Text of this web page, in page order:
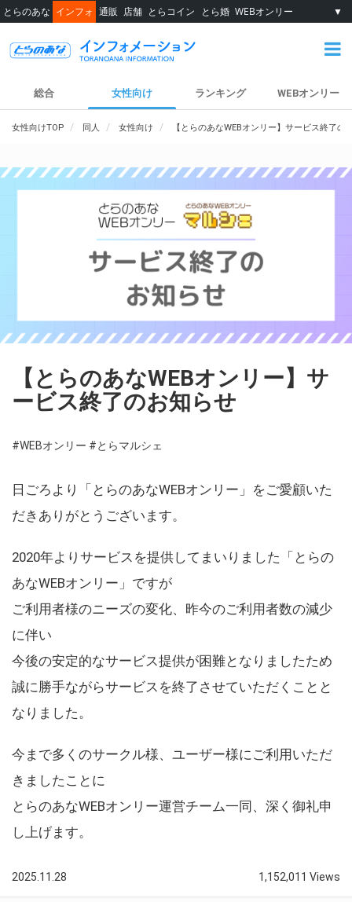
とらのあな インフォ 通販 店舗 とらコイン とら婚 WEBオンリー ▼
総合 女性向け ランキング WEBオンリー
女性向けTOP 同人 女性向け 【とらのあなWEBオンリー】サービス終了の
【とらのあなWEBオンリー】サ
ービス終了のお知らせ
#WEBオンリー #とらマルシェ
日ごろより「とらのあなWEBオンリー」をご愛顧いた
だきありがとうございます。
2020年よりサービスを提供してまいりました「とらの
あなWEBオンリー」ですが
ご利用者様のニーズの変化、昨今のご利用者数の減少
に伴い
今後の安定的なサービス提供が困難となりましたため
誠に勝手ながらサービスを終了させていただくことと
なりました。
今まで多くのサークル様、ユーザー様にご利用いただ
きましたことに
とらのあなWEBオンリー運営チーム一同、深く御礼申
し上げます。
2025.11.28 1,152,011 Views